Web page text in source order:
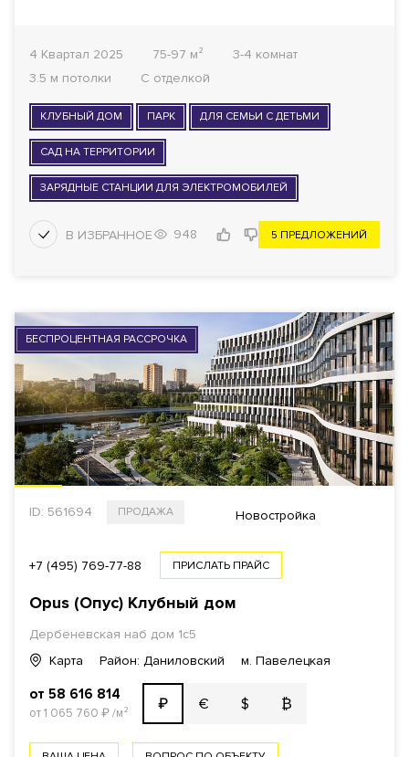
4 Квартал 2025 75-97 м²
3-4 комнат
3.5 м потолки
С отделкой
КЛУБНЫЙ ДОМ ПАРК ДЛЯ СЕМЬИ С ДЕТЬМИ
САД НА ТЕРРИТОРИИ
ЗАРЯДНЫЕ СТАНЦИИ ДЛЯ ЭЛЕКТРОМОБИЛЕЙ
948 5 ПРЕДЛОЖЕНИЙ
БЕСПРОЦЕНТНАЯ РАССРОЧКА
ID: 561694 ПРОДАЖА Новостройка
+7 (495) 769-77-88 ПРИСЛАТЬ ПРАЙС
Opus (Опус) Клубный дом
Дербеневская наб дом 1с5
Карта
Район: Даниловский м. Павелецкая
от 58 616 814
от 1 065 760 ₽/м² ₽ € $ ₿